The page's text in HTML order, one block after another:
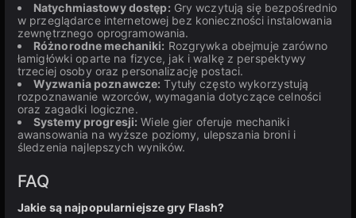
Natychmiastowy dostęp: Gry wczytują się bezpośrednio
w przeglądarce internetowej bez konieczności instalowania
zewnętrznego oprogramowania.
Różnorodne mechaniki: Rozgrywka obejmuje zarówno
łamigłówki oparte na fizyce, jak i walkę z perspektywy
trzeciej osoby oraz personalizację postaci.
Wyzwania poznawcze: Tytuły często wykorzystują
rozpoznawanie wzorców, wymagania dotyczące celności
oraz zagadki logiczne.
Systemy progresji: Wiele gier oferuje mechaniki
awansowania na wyższe poziomy, ulepszania broni i
śledzenia najlepszych wyników.
FAQ
Jakie są najpopularniejsze gry Flash?